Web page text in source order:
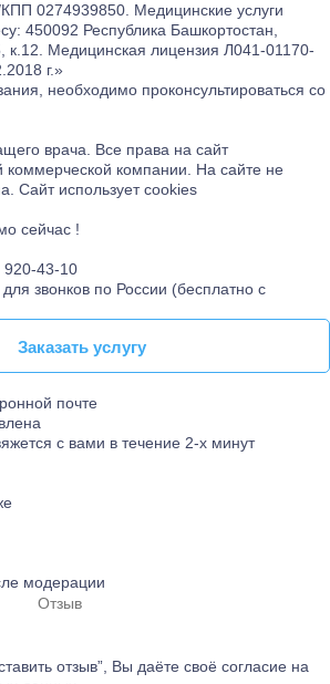
0274939850. Медицинские услуги
450092 Республика Башкортостан,
к.12. Медицинская лицензия Л041-01170-
г.»
необходимо проконсультироваться со
врача.
Все права на сайт
коммерческой компании. На сайте не
Сайт использует cookies
сейчас !
920-43-10
звонков по России (бесплатно с
Заказать услугу
Заказать услугу
почте
с вами в течение 2-х минут
модерации
отзыв”, Вы даёте своё согласие на